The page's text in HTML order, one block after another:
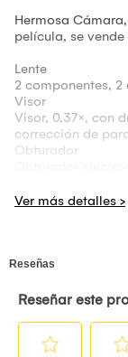
Hermosa
película, se
Lente
2 componentes, 2
Visor
Visor, 0,37×, con
corrección de
Obturador
Control de
Flash
tiempo de